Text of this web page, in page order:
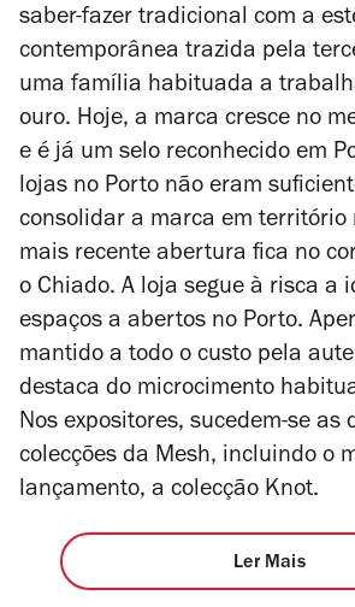
saber-fazer tradicional com a
contemporânea trazida pela
uma família habituada a
ouro. Hoje, a marca cresce no
e é já um selo reconhecido em
lojas no Porto não eram
consolidar a marca em território
mais recente abertura fica no
o Chiado. A loja segue à risca a
espaços a abertos no Porto.
mantido a todo o custo pela
destaca do microcimento
Nos expositores, sucedem-se as
colecções da Mesh, incluindo o
lançamento, a colecção Knot.
Ler Mais